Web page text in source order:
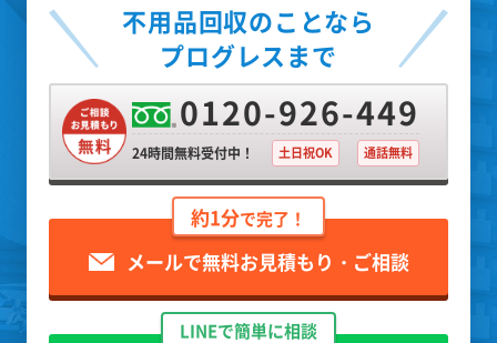
不用品回収のことなら
プログレスまで
0120-926-449
24時間無料受付中！ 土日祝OK 通話無料
約1分で完了！
メールで無料お見積もり・ご相談
LINEで簡単に相談